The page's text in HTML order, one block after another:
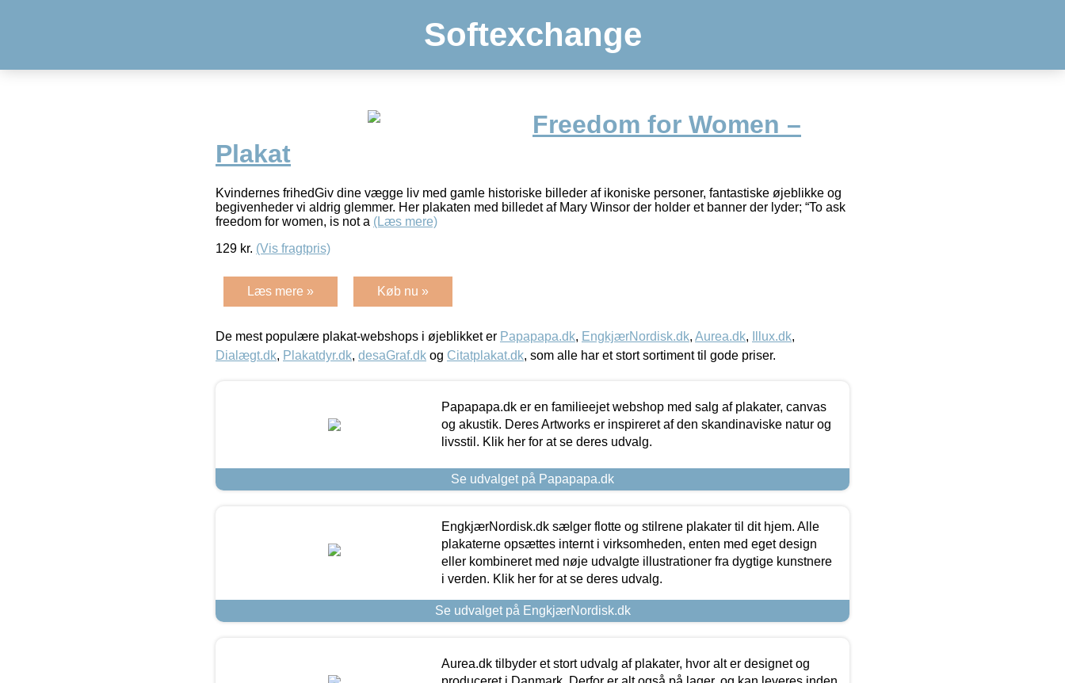
Softexchange
Freedom for Women –
Plakat
Kvindernes frihedGiv dine vægge liv med gamle historiske billeder af ikoniske personer, fantastiske øjeblikke og
begivenheder vi aldrig glemmer. Her plakaten med billedet af Mary Winsor der holder et banner der lyder; “To ask
freedom for women, is not a (Læs mere)
129 kr. (Vis fragtpris)
Læs mere » Køb nu »
De mest populære plakat-webshops i øjeblikket er Papapapa.dk, EngkjærNordisk.dk, Aurea.dk, Illux.dk,
Dialægt.dk, Plakatdyr.dk, desaGraf.dk og Citatplakat.dk, som alle har et stort sortiment til gode priser.
Papapapa.dk er en familieejet webshop med salg af plakater, canvas
og akustik. Deres Artworks er inspireret af den skandinaviske natur og
livsstil. Klik her for at se deres udvalg.
Se udvalget på Papapapa.dk
EngkjærNordisk.dk sælger flotte og stilrene plakater til dit hjem. Alle
plakaterne opsættes internt i virksomheden, enten med eget design
eller kombineret med nøje udvalgte illustrationer fra dygtige kunstnere
i verden. Klik her for at se deres udvalg.
Se udvalget på EngkjærNordisk.dk
Aurea.dk tilbyder et stort udvalg af plakater, hvor alt er designet og